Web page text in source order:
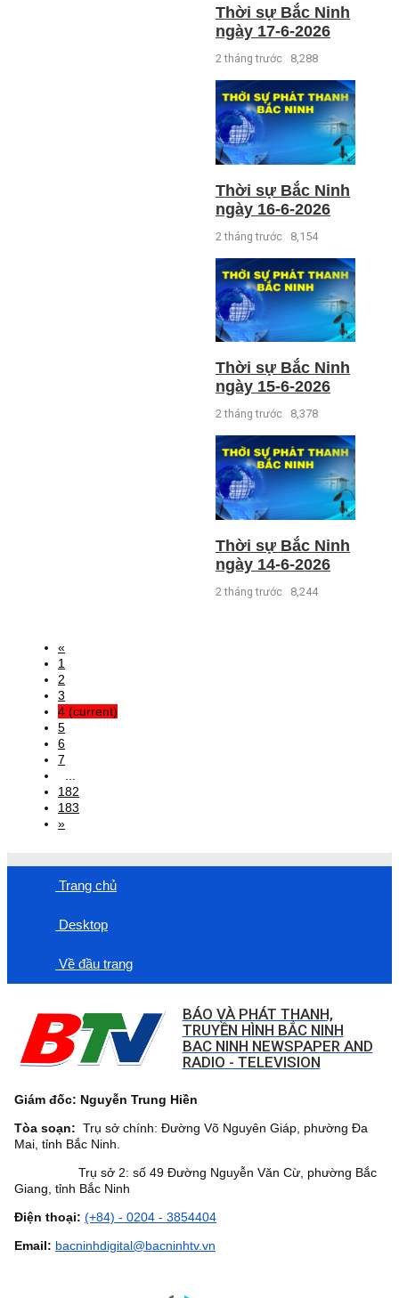
Thời sự Bắc Ninh
ngày 17-6-2026
2 tháng trước 8,288
Thời sự Bắc Ninh
ngày 16-6-2026
2 tháng trước 8,154
Thời sự Bắc Ninh
ngày 15-6-2026
2 tháng trước 8,378
Thời sự Bắc Ninh
ngày 14-6-2026
2 tháng trước 8,244
«
1
2
3
4 (current)
5
6
7
182
183
»
Trang chủ
Desktop
Về đầu trang
BÁO VÀ PHÁT THANH,
TRUYỀN HÌNH BẮC NINH
BAC NINH NEWSPAPER AND
RADIO - TELEVISION
Giám đốc: Nguyễn Trung Hiền
Tòa soạn: Trụ sở chính: Đường Võ Nguyên Giáp, phường Đa
Mai, tỉnh Bắc Ninh.
Trụ sở 2: số 49 Đường Nguyễn Văn Cừ, phường Bắc
Giang, tỉnh Bắc Ninh
Điện thoại: (+84) - 0204 - 3854404
Email: bacninhdigital@bacninhtv.vn